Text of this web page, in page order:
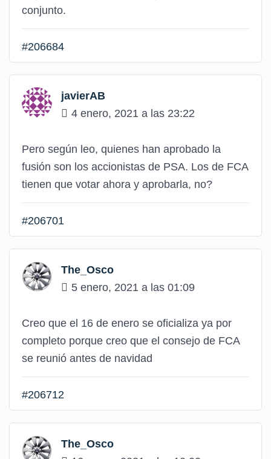
conjunto.
#206684
javierAB
4 enero, 2021 a las 23:22
Pero según leo, quienes han aprobado la
fusión son los accionistas de PSA. Los de FCA
tienen que votar ahora y aprobarla, no?
#206701
The_Osco
5 enero, 2021 a las 01:09
Creo que el 16 de enero se oficializa ya por
completo porque creo que el consejo de FCA
se reunió antes de navidad
#206712
The_Osco